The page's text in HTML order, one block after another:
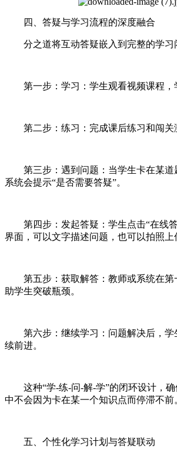
四、答疑与学习流程的深度融合
分之道将互动答疑嵌入到完整的学习
第一步：学习：学生观看视频课程，
第二步：练习：完成课后练习和闯关
第三步：遇到问题：当学生卡在某道
系统会提示“是否需要答疑”。
第四步：发起答疑：学生点击“在线
界面，可以文字描述问题，也可以拍照上
第五步：获取解答：教师或系统在
助学生突破瓶颈。
第六步：继续学习：问题解决后，
续前进。
这种“学-练-问-解-学”的闭环设计，
中不会因为卡在某一个知识点而停滞不前
五、个性化学习计划与答疑联动